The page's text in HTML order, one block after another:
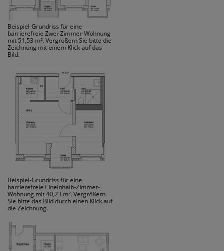
Beispiel-Grundriss für eine
barrierefreie Zwei-Zimmer-Wohnung
mit 51,53 m². Vergrößern Sie bitte die
Zeichnung mit einem Klick auf das
Bild.
Beispiel-Grundriss für eine
barrierefreie Eineinhalb-Zimmer-
Wohnung mit 40,23 m². Vergrößern
Sie bitte das Bild durch einen Klick auf
die Zeichnung.